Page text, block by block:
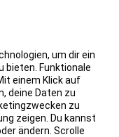
um dir ein
bieten. Funktionale
einem Klick auf
deine Daten zu
zu
zeigen. Du kannst
ändern. Scrolle